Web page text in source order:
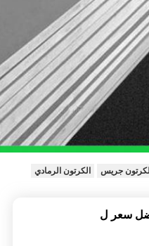
جريس الكرتون الرمادي
سعر ل